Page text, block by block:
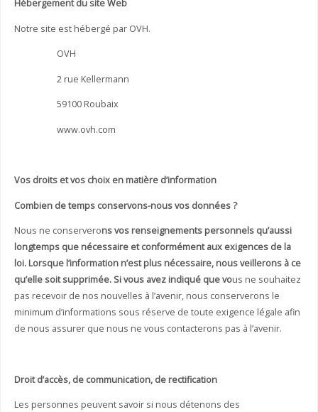
Hébergement du site Web
Notre site est hébergé par OVH.
OVH
2 rue Kellermann
59100 Roubaix
www.ovh.com
Vos droits et vos choix en matière d’information
Combien de temps conservons-nous vos données ?
Nous ne conserverons vos renseignements personnels qu’aussi
longtemps que nécessaire et conformément aux exigences de la
loi. Lorsque l’information n’est plus nécessaire, nous veillerons à ce
qu’elle soit supprimée. Si vous avez indiqué que vous ne souhaitez
pas recevoir de nos nouvelles à l’avenir, nous conserverons le
minimum d’informations sous réserve de toute exigence légale afin
de nous assurer que nous ne vous contacterons pas à l’avenir.
Droit d’accès, de communication, de rectification
Les personnes peuvent savoir si nous détenons des